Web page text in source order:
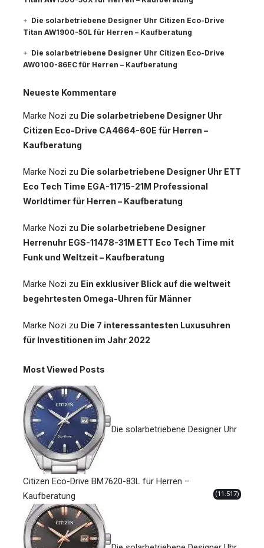
Die solarbetriebene Designer Uhr Citizen Eco-Drive
Titan AW1900-50L für Herren – Kaufberatung
Die solarbetriebene Designer Uhr Citizen Eco-Drive
AW0100-86EC für Herren – Kaufberatung
Neueste Kommentare
Marke Nozi zu Die solarbetriebene Designer Uhr
Citizen Eco-Drive CA4664-60E für Herren –
Kaufberatung
Marke Nozi zu Die solarbetriebene Designer Uhr ETT
Eco Tech Time EGA-11715-21M Professional
Worldtimer für Herren – Kaufberatung
Marke Nozi zu Die solarbetriebene Designer
Herrenuhr EGS-11478-31M ETT Eco Tech Time mit
Funk und Weltzeit – Kaufberatung
Marke Nozi zu Ein exklusiver Blick auf die weltweit
begehrtesten Omega-Uhren für Männer
Marke Nozi zu Die 7 interessantesten Luxusuhren
für Investitionen im Jahr 2022
Most Viewed Posts
Die solarbetriebene Designer Uhr
Citizen Eco-Drive BM7620-83L für Herren –
Kaufberatung
(11.517)